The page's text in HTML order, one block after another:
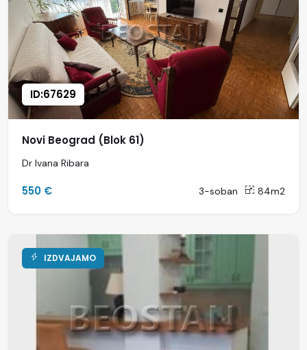
ID:67629
Novi Beograd (Blok 61)
Dr Ivana Ribara
550 € 3-soban 84m2
IZDVAJAMO